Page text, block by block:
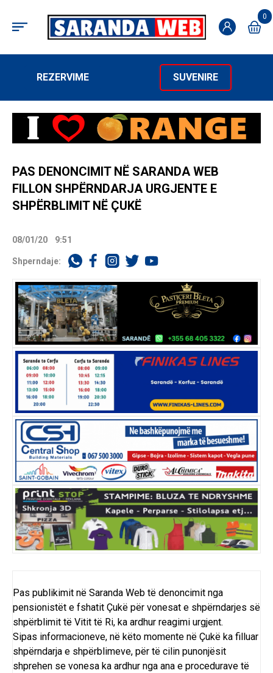
0
REZERVIME SUVENIRE
PAS DENONCIMIT NË SARANDA WEB
FILLON SHPËRNDARJA URGJENTE E
SHPËRBLIMIT NË ÇUKË
08/01/20 9:51
Shperndaje:
Pas publikimit në Saranda Web të denoncimit nga
pensionistët e fshatit Çukë për vonesat e shpërndarjes së
shpërblimit të Vitit të Ri, ka ardhur reagimi urgjent.
Sipas informacioneve, në këto momente në Çukë ka filluar
shpërndarja e shpërblimeve, për të cilin punonjësit
shprehen se vonesa ka ardhur nga ana e procedurave të